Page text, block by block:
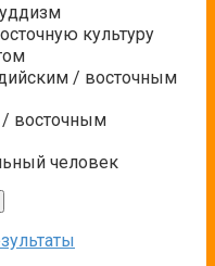
культуру
/ восточным
восточным
человек